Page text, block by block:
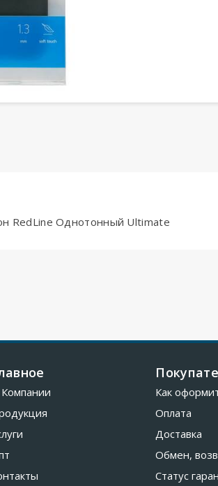
RedLine Однотонный Ultimate
Как
Оплата
Доставка
Обмен,
Статус